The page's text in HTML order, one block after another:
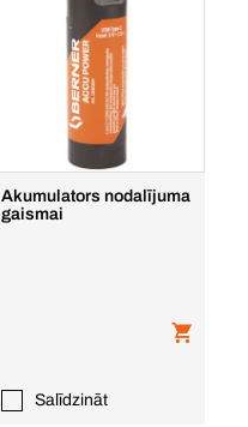
Akumulators nodalījuma
gaismai
Salīdzināt